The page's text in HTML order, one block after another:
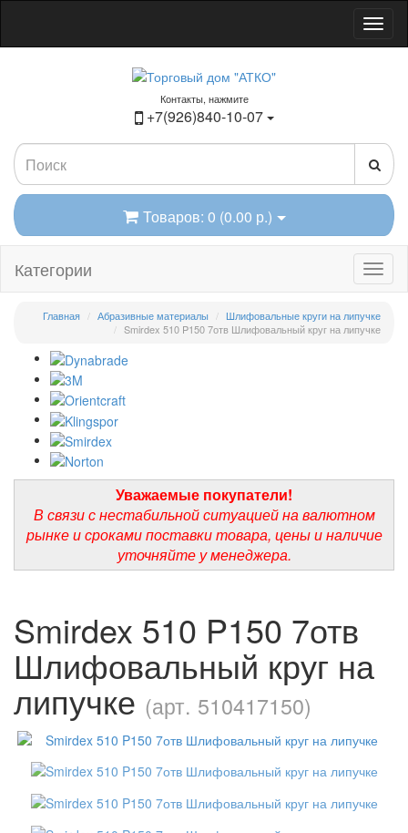
Контакты, нажмите
+7(926)840-10-07
Товаров: 0 (0.00 р.)
Категории
Главная Абразивные материалы
Шлифовальные круги на липучке
Smirdex 510 P150 7отв Шлифовальный круг на липучке
Уважаемые покупатели!
В связи с нестабильной ситуацией на валютном
рынке и сроками поставки товара, цены и наличие
уточняйте у менеджера.
Smirdex 510 P150 7отв
Шлифовальный круг на
липучке (арт. 510417150)